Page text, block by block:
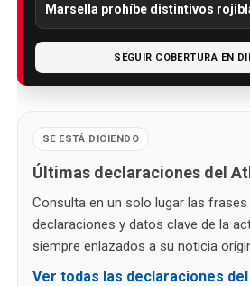
Marsella prohíbe distintivos
SEGUIR COBERTURA EN
SE ESTÁ DICIENDO
Últimas declaraciones del
Consulta en un solo lugar las
declaraciones y datos clave de la
siempre enlazados a su noticia
Ver todas las declaraciones